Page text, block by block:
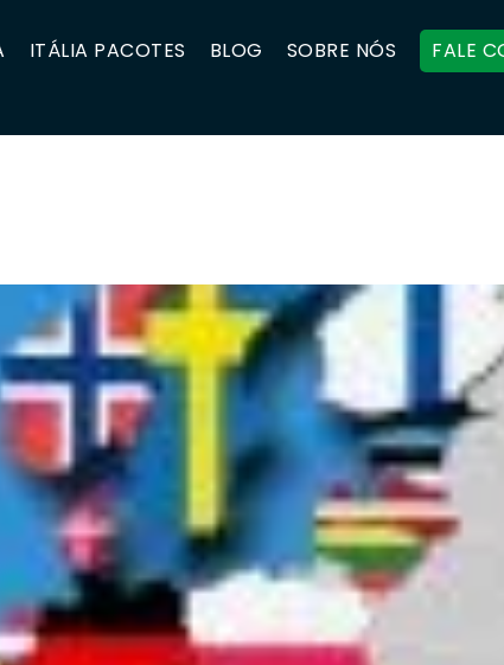
ITÁLIA PACOTES BLOG SOBRE NÓS FALE